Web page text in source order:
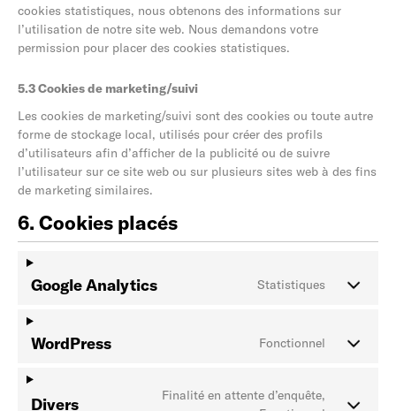
cookies statistiques, nous obtenons des informations sur
l’utilisation de notre site web. Nous demandons votre
permission pour placer des cookies statistiques.
5.3 Cookies de marketing/suivi
Les cookies de marketing/suivi sont des cookies ou toute autre
forme de stockage local, utilisés pour créer des profils
d’utilisateurs afin d’afficher de la publicité ou de suivre
l’utilisateur sur ce site web ou sur plusieurs sites web à des fins
de marketing similaires.
6. Cookies placés
Google Analytics Statistiques
WordPress Fonctionnel
Divers
Finalité en attente d’enquête,